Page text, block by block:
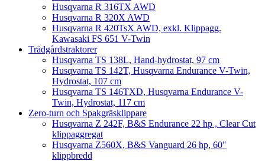
Husqvarna R 316TX AWD
Husqvarna R 320X AWD
Husqvarna R 420TsX AWD, exkl. Klippagg.
Kawasaki FS 651 V-Twin
Trädgårdstraktorer
Husqvarna TS 138L, Hand-hydrostat, 97 cm
Husqvarna TS 142T, Husqvarna Endurance V-Twin,
Hydrostat, 107 cm
Husqvarna TS 146TXD, Husqvarna Endurance V-
Twin, Hydrostat, 117 cm
Zero-turn och Spakgräsklippare
Husqvarna Z 242F, B&S Endurance 22 hp , Clear Cut
klippaggregat
Husqvarna Z560X, B&S Vanguard 26 hp, 60″
klippbredd